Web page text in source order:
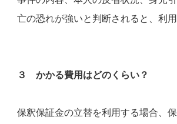
亡の恐れが強いと判断されると、利
３ かかる費用はどのくらい？
保釈保証金の立替を利用する場合、